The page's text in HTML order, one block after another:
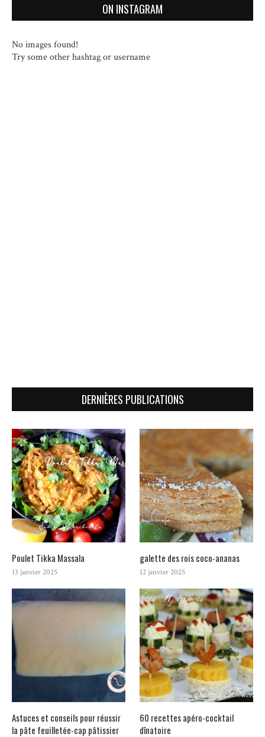
ON INSTAGRAM
No images found!
Try some other hashtag or username
DERNIÈRES PUBLICATIONS
Poulet Tikka Massala
13 janvier 2025
galette des rois coco-ananas
12 janvier 2025
Astuces et conseils pour réussir
la pâte feuilletée-cap pâtissier
60 recettes apéro-cocktail
dînatoire